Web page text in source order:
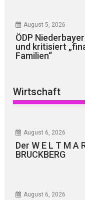
August 5, 2026
ÖDP
und kritisiert
Familien“
Wirtschaft
August 6, 2026
Der W E L T M A
BRUCKBERG
August 6, 2026